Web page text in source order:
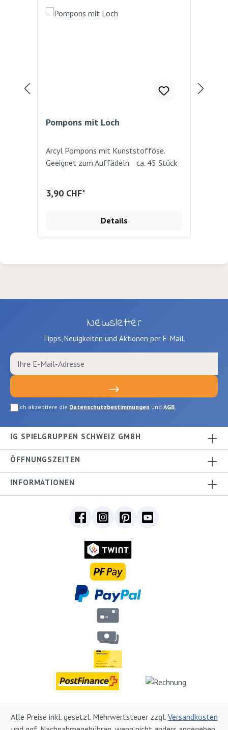
Pompons mit Loch
Arcyl Pompons mit Kunststofföse.
Geeignet zum Auffädeln. ca. 45 Stück
3,90 CHF*
Details
Newsletter
Tipps, Neuigkeiten und Aktionen per E-Mail.
Ich akzeptiere die Datenschutzbestimmungen und AGB.
IG SPIELGRUPPEN SCHWEIZ GMBH
ÖFFNUNGSZEITEN
INFORMATIONEN
Alle Preise inkl. gesetzl. Mehrwertsteuer zzgl. Versandkosten